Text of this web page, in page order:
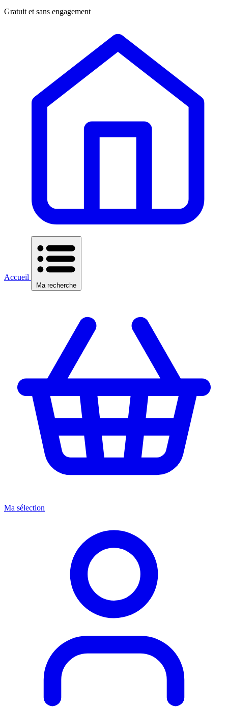
Gratuit et sans engagement
Accueil
Ma recherche
Ma sélection